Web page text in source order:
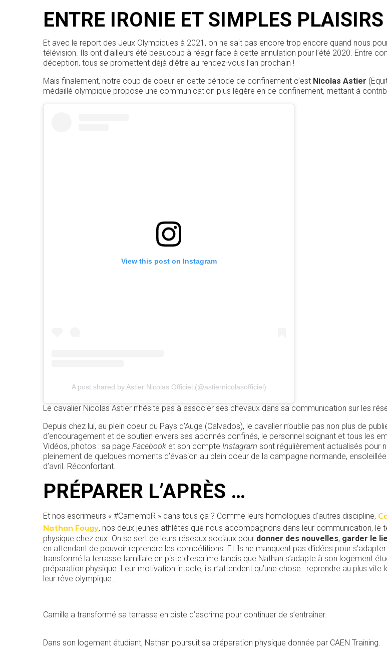
ENTRE IRONIE ET SIMPLES PLAISIRS
Et avec le report des Jeux Olympiques à 2021, on ne sait pas encore trop encore quand nous
télévision. Ils ont d’ailleurs été beaucoup à réagir face à cette annulation pour l’été 2020. Entre
déception, tous se promettent déjà d’être au rendez-vous l’an prochain !
Mais finalement, notre coup de coeur en cette période de confinement c’est Nicolas Astier
médaillé olympique propose une communication plus légère en ce confinement, mettant à
View this post on Instagram
A post shared by Astier Nicolas Officiel (@astiernicolasofficiel)
Le cavalier Nicolas Astier n’hésite pas à associer ses chevaux dans sa communication sur les
Depuis chez lui, au plein coeur du Pays d’Auge (Calvados), le cavalier n’oublie pas non plus de
d’encouragement et de soutien envers ses abonnés confinés, le personnel soignant et tous les
Vidéos, photos : sa page Facebook et son compte Instagram sont régulièrement actualisés pour
pleinement de quelques moments d’évasion au plein coeur de la campagne normande,
d’avril. Réconfortant.
PRÉPARER L’APRÈS …
Et nos escrimeurs « #CamembR » dans tous ça ? Comme leurs homologues d’autres discipline,
Nathan Fougy, nos deux jeunes athlètes que nous accompagnons dans leur communication, le
physique chez eux. On se sert de leurs réseaux sociaux pour donner des nouvelles, garder le
en attendant de pouvoir reprendre les compétitions. Et ils ne manquent pas d’idées pour s’adapter
transformé la terrasse familiale en piste d’escrime tandis que Nathan s’adapte à son logement
préparation physique. Leur motivation intacte, ils n’attendent qu’une chose : reprendre au plus vite
leur rêve olympique…
Camille a transformé sa terrasse en piste d’escrime pour continuer de s’entraîner.
Dans son logement étudiant, Nathan poursuit sa préparation physique donnée par CAEN Training.